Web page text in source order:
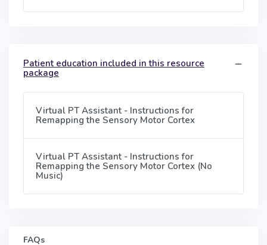
Patient education included in this resource
package
Virtual PT Assistant - Instructions for
Remapping the Sensory Motor Cortex
Virtual PT Assistant - Instructions for
Remapping the Sensory Motor Cortex (No
Music)
FAQs